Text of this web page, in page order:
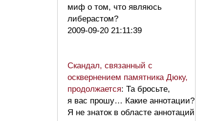
миф о том, что являюсь
либерастом?
2009-09-20 21:11:39
Скандал, связанный с
осквернением памятника Дюку,
продолжается: Та бросьте,
я вас прошу… Какие аннотации?
Я не знаток в областе аннотаций